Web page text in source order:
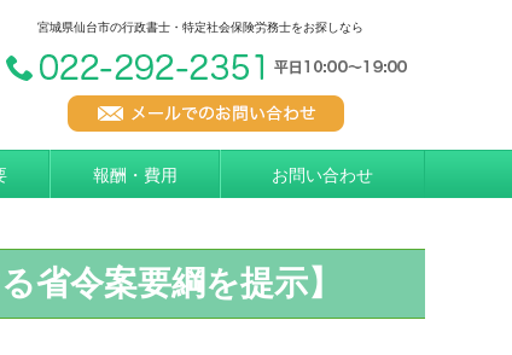
宮城県仙台市の行政書士・特定社会保険労務士をお探しなら
報酬・費用 お問い合わせ
省令案要綱を提示】